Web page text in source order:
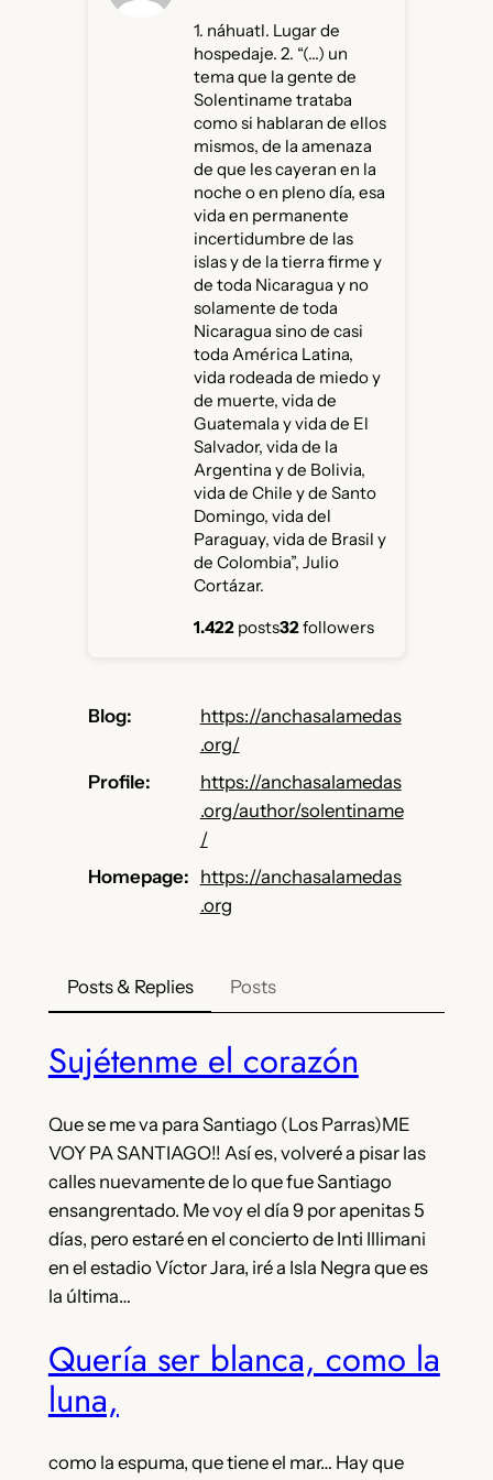
1. náhuatl. Lugar de
hospedaje. 2. “(…) un
tema que la gente de
Solentiname trataba
como si hablaran de ellos
mismos, de la amenaza
de que les cayeran en la
noche o en pleno día, esa
vida en permanente
incertidumbre de las
islas y de la tierra firme y
de toda Nicaragua y no
solamente de toda
Nicaragua sino de casi
toda América Latina,
vida rodeada de miedo y
de muerte, vida de
Guatemala y vida de El
Salvador, vida de la
Argentina y de Bolivia,
vida de Chile y de Santo
Domingo, vida del
Paraguay, vida de Brasil y
de Colombia”, Julio
Cortázar.
1.422posts32followers
Blog https://anchasalamedas
.org/
Profile
https://anchasalamedas
.org/author/solentiname
/
Homepage
https://anchasalamedas
.org
Posts & Replies Posts
Sujétenme el corazón
Que se me va para Santiago (Los Parras)ME
VOY PA SANTIAGO!! Así es, volveré a pisar las
calles nuevamente de lo que fue Santiago
ensangrentado. Me voy el día 9 por apenitas 5
días, pero estaré en el concierto de Inti Illimani
en el estadio Víctor Jara, iré a Isla Negra que es
la última…
Quería ser blanca, como la
luna,
como la espuma, que tiene el mar… Hay que